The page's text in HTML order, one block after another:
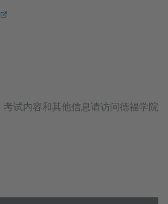
试内容和其他信息请访问德福学院